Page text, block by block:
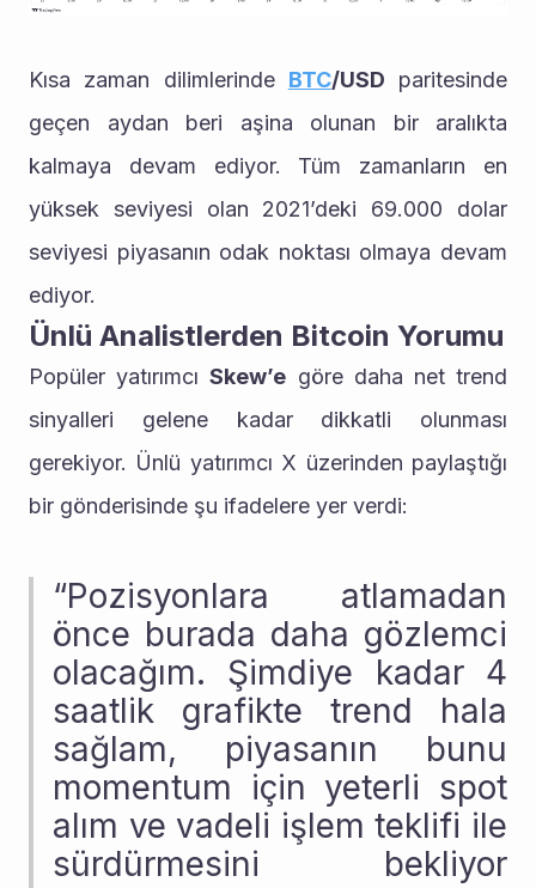
Kısa zaman dilimlerinde BTC/USD paritesinde
geçen aydan beri aşina olunan bir aralıkta
kalmaya devam ediyor. Tüm zamanların en
yüksek seviyesi olan 2021’deki 69.000 dolar
seviyesi piyasanın odak noktası olmaya devam
ediyor.
Ünlü Analistlerden Bitcoin Yorumu
Popüler yatırımcı Skew’e göre daha net trend
sinyalleri gelene kadar dikkatli olunması
gerekiyor. Ünlü yatırımcı X üzerinden paylaştığı
bir gönderisinde şu ifadelere yer verdi:
“Pozisyonlara atlamadan
önce burada daha gözlemci
olacağım. Şimdiye kadar 4
saatlik grafikte trend hala
sağlam, piyasanın bunu
momentum için yeterli spot
alım ve vadeli işlem teklifi ile
sürdürmesini bekliyor